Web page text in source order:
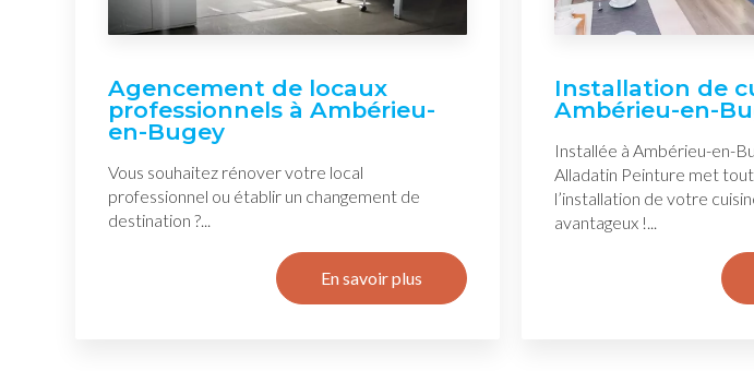
Agencement de locaux
professionnels à Ambérieu-
en-Bugey
Vous souhaitez rénover votre local
professionnel ou établir un changement de
destination ?...
En savoir plus
Installation de
Ambérieu-en-
Installée à Ambérieu-en-
Alladatin Peinture met
l’installation de votre
avantageux !...